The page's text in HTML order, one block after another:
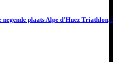
plaats Alpe d’Huez Triathlon,